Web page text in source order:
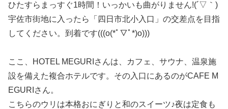
ひたすらまっすぐ1時間！いっかいも曲がりません!(´▽｀)
宇佐市街地に入ったら「四日市北小入口」の交差点を目指
してください。到着です(((o(*ﾟ▽ﾟ*)o)))
ここ、HOTEL MEGURIさんは、カフェ、サウナ、温泉施
設を備えた複合ホテルです。その入口にあるのがCAFE M
EGURIさん。
こちらのウリは本格おにぎりと和のスイーツ♪夜は定食も